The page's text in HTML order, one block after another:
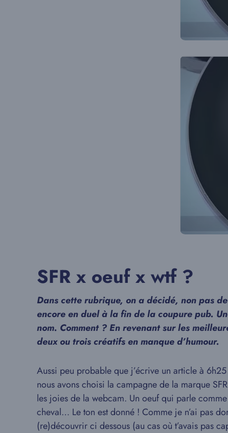
SFR x oeuf x wtf ?
Dans cette rubrique, on a décidé, non pas
encore en duel à la fin de la coupure pub.
nom. Comment ? En revenant sur les
deux ou trois créatifs en manque d’humour.
Aussi peu probable que j’écrive un article à
nous avons choisi la campagne de la marque
les joies de la webcam. Un oeuf qui parle comme
cheval… Le ton est donné ! Comme je n’ai pas
(re)découvrir ci dessous (au cas où t’avais pas